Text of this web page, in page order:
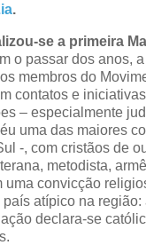
.
se a primeira
o passar dos anos,
membros do
contatos e
– especialmente
uma das maiores
-, com cristãos de
metodista,
uma convicção
país atípico na região:
declara-se